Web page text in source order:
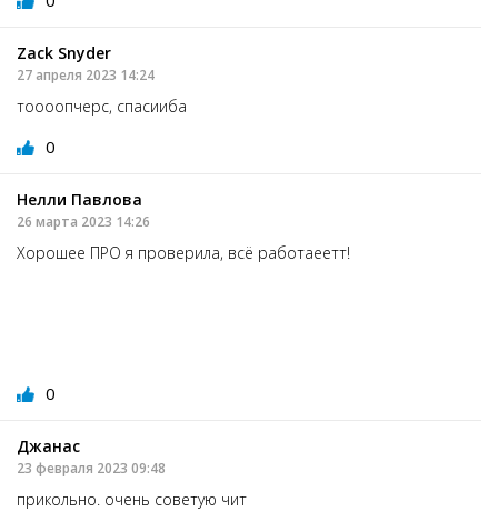
Zack Snyder
27 апреля 2023 14:24
тоооопчерс, спасииба
0
Нелли Павлова
26 марта 2023 14:26
Хорошее ПРО я проверила, всё работаеетт!
0
Джанас
23 февраля 2023 09:48
прикольно. очень советую чит